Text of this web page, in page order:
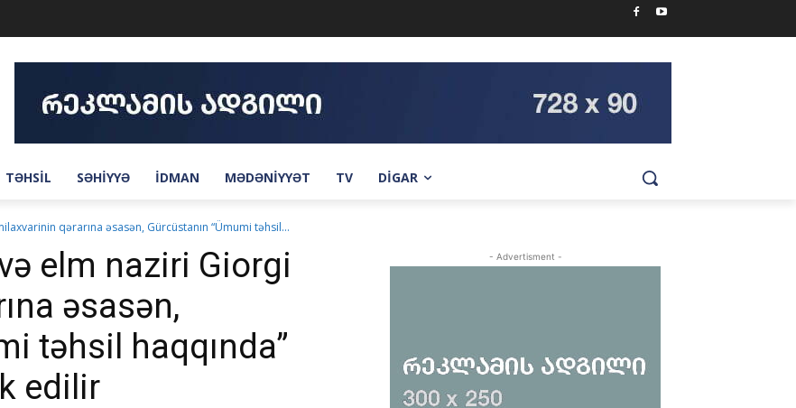
TƏHSIL SƏHIYYƏ IDMAN MƏDƏNIYYƏT TV DIGAR
qərarına əsasən, Gürcüstanın “Ümumi təhsil...
elm naziri Giorgi
əsasən,
təhsil haqqında”
edilir
- Advertisment -